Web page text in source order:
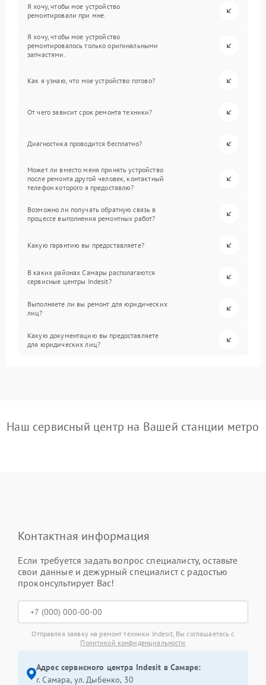
Я хочу, чтобы мое устройство
ремонтировали при мне.
Я хочу, чтобы мое устройство
ремонтировалось только оригинальными
запчастями.
Как я узнаю, что мое устройство готово?
От чего зависит срок ремонта техники?
Диагностика проводится бесплатно?
Может ли вместо меня принять устройство
после ремонта другой человек, контактный
телефон которого я предоставлю?
Возможно ли получать обратную связь в
процессе выполнения ремонтных работ?
Какую гарантию вы предоставляете?
В каких районах Самары располагаются
сервисные центры Indesit?
Выполняете ли вы ремонт для юридических
лиц?
Какую документацию вы предоставляете
для юридических лиц?
Наш сервисный центр на Вашей станции метро
Контактная информация
Если требуется задать вопрос специалисту, оставьте
свои данные и дежурный специалист с радостью
проконсультирует Вас!
Отправляя заявку на ремонт техники Indesit, Вы соглашаетесь с
Политикой конфиденциальности
Адрес сервисного центра Indesit в Самаре:
г. Самара, ул. Дыбенко, 30